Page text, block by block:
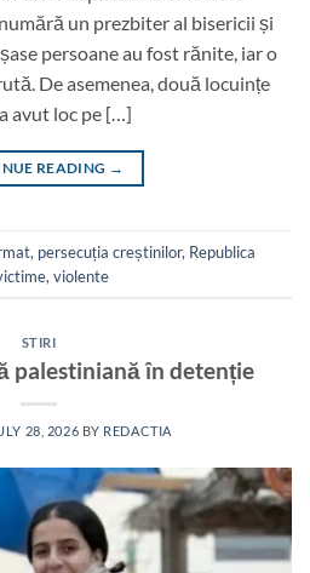
un prezbiter al bisericii și
persoane au fost rănite, iar o
De asemenea, două locuințe
avut loc pe […]
READING →
, persecuția creștinilor, Republica
, violente
STIRI
palestiniană în detenție
28, 2026 BY REDACTIA